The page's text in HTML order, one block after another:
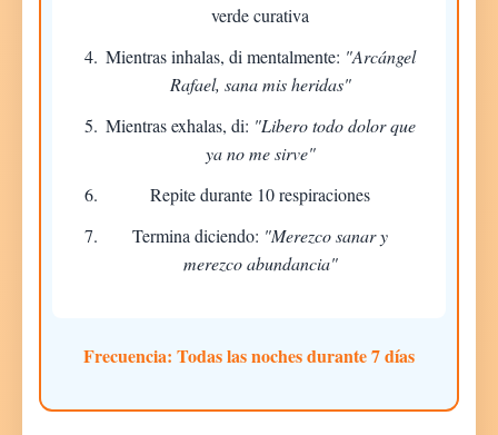
verde curativa
Mientras inhalas, di mentalmente: "Arcángel
Rafael, sana mis heridas"
Mientras exhalas, di: "Libero todo dolor que
ya no me sirve"
Repite durante 10 respiraciones
Termina diciendo: "Merezco sanar y
merezco abundancia"
Frecuencia: Todas las noches durante 7 días